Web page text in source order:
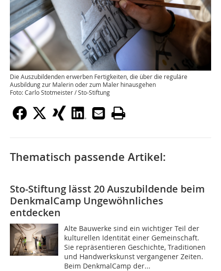
Die Auszubildenden erwerben Fertigkeiten, die über die reguläre
Ausbildung zur Malerin oder zum Maler hinausgehen
Foto: Carlo Stotmeister / Sto-Stiftung
Thematisch passende Artikel:
Sto-Stiftung lässt 20 Auszubildende beim
DenkmalCamp Ungewöhnliches
entdecken
Alte Bauwerke sind ein wichtiger Teil der
kulturellen Identität einer Gemeinschaft.
Sie repräsentieren Geschichte, Traditionen
und Handwerkskunst vergangener Zeiten.
Beim DenkmalCamp der...